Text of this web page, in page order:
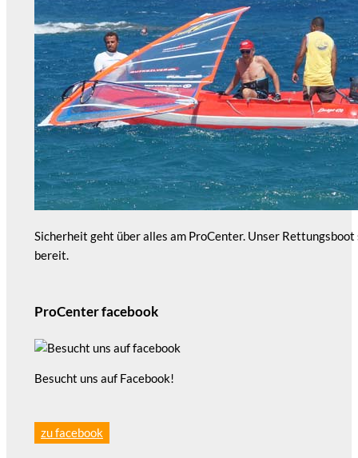
Sicherheit geht über alles am ProCenter. Unser
bereit.
ProCenter facebook
Besucht uns auf Facebook!
zu facebook